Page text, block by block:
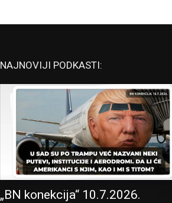
NAJNOVIJI PODKASTI:
„BN konekcija“ 10.7.2026.